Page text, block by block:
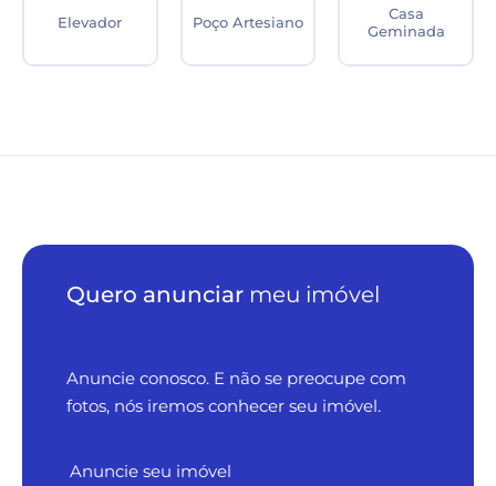
Elevador Poço Artesiano
Casa
Geminada
Quero anunciar meu imóvel
Anuncie conosco. E não se preocupe com
fotos, nós iremos conhecer seu imóvel.
Anuncie seu imóvel